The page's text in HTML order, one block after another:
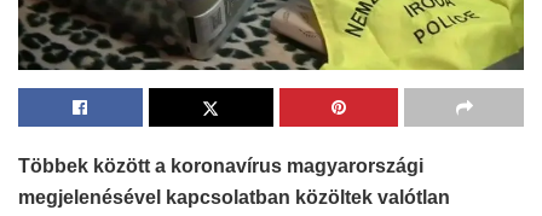
Többek között a koronavírus magyarországi
megjelenésével kapcsolatban közöltek valótlan